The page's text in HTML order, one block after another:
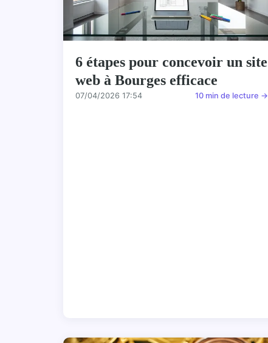
6 étapes pour concevoir un site
web à Bourges efficace
07/04/2026 17:54 10 min de lecture →